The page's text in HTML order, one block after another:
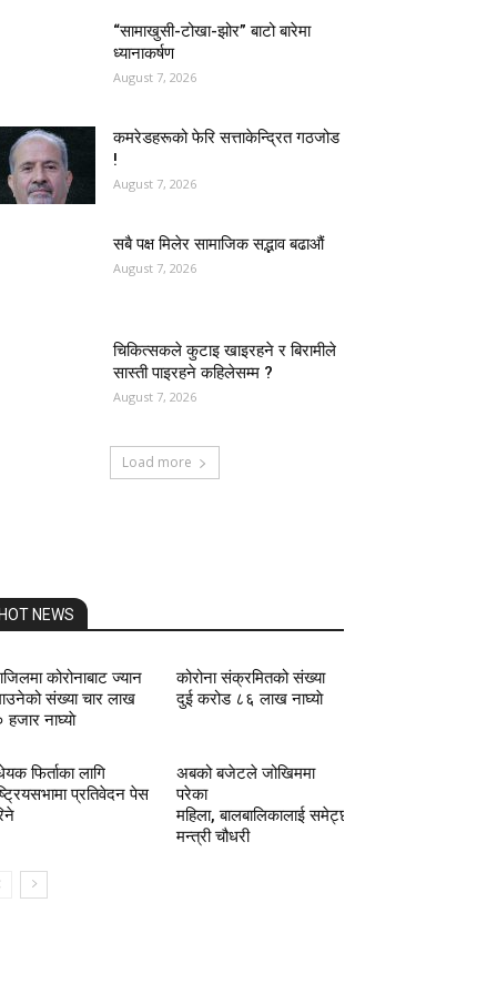
“सामाखुसी-टोखा-झोर” बाटो बारेमा
ध्यानाकर्षण
August 7, 2026
कमरेडहरूको फेरि सत्ताकेन्द्रित गठजोड
!
August 7, 2026
सबै पक्ष मिलेर सामाजिक सद्भाव बढाऔं
August 7, 2026
चिकित्सकले कुटाइ खाइरहने र बिरामीले
सास्ती पाइरहने कहिलेसम्म ?
August 7, 2026
Load more
HOT NEWS
कोरोनाबाट ज्यान
संख्या चार लाख
हजार नाघ्याे
कोरोना संक्रमितको संख्या
दुई करोड ८६ लाख नाघ्याे
फिर्ताका लागि
प्रतिवेदन पेस
अबको बजेटले जोखिममा
परेका
महिला, बालबालिकालाई समेट्छ:
मन्त्री चौधरी